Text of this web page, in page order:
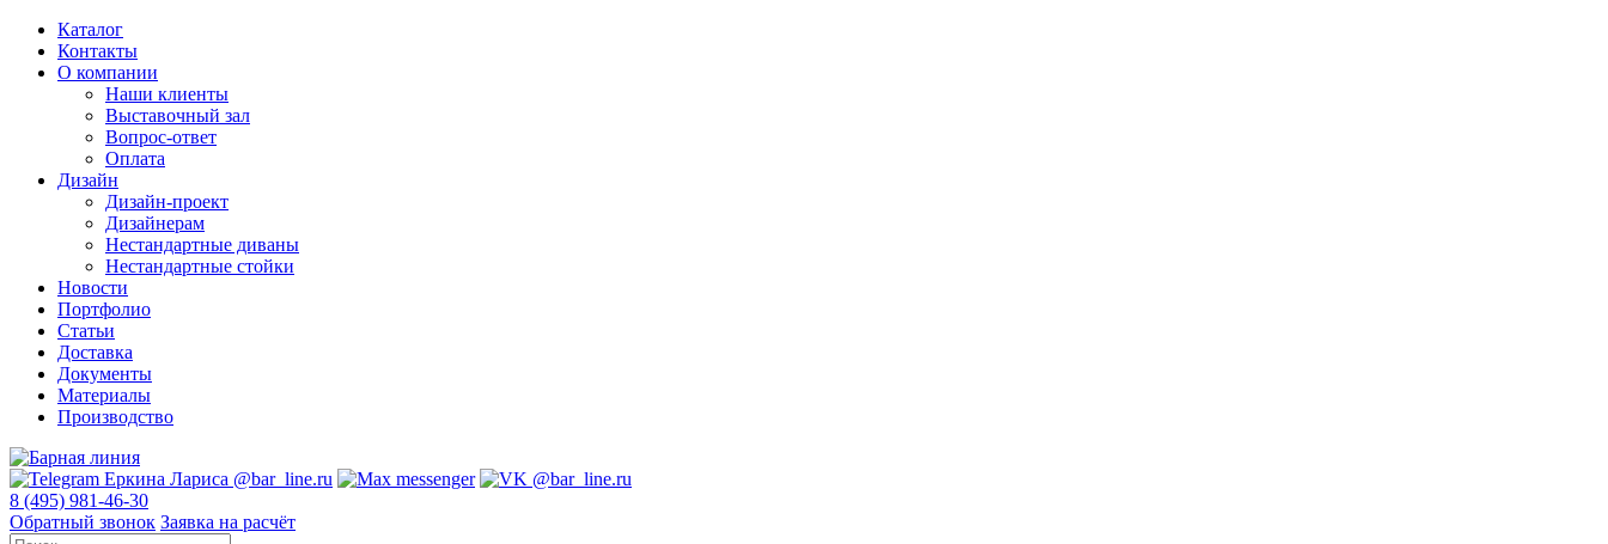
Каталог
Контакты
О компании
Наши клиенты
Выставочный зал
Вопрос-ответ
Оплата
Дизайн
Дизайн-проект
Дизайнерам
Нестандартные диваны
Нестандартные стойки
Новости
Портфолио
Статьи
Доставка
Документы
Материалы
Производство
8 (495) 981-46-30
Обратный звонок Заявка на расчёт